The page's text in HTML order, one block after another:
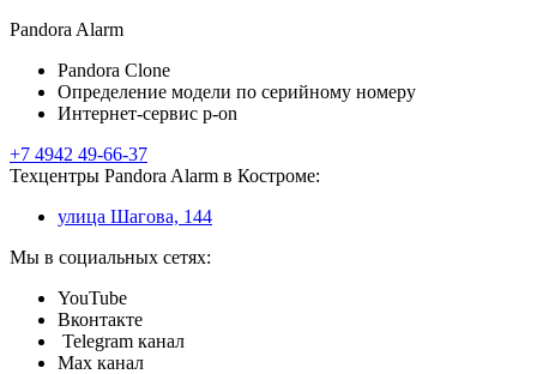
Pandora Alarm
Pandora Clone
Определение модели по серийному номеру
Интернет-сервис p-on
+7 4942 49-66-37
Техцентры Pandora Alarm в Костроме:
улица Шагова, 144
Мы в социальных сетях:
YouTube
Вконтакте
Telegram канал
Max канал